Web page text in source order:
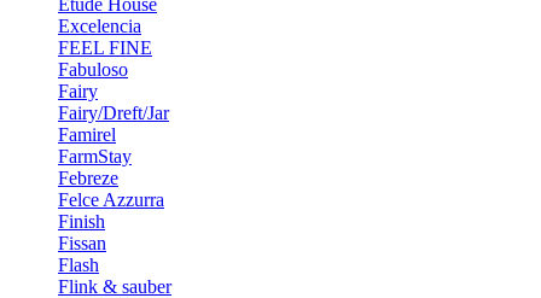
Etude House
Excelencia
FEEL FINE
Fabuloso
Fairy
Fairy/Dreft/Jar
Famirel
FarmStay
Febreze
Felce Azzurra
Finish
Fissan
Flash
Flink & sauber